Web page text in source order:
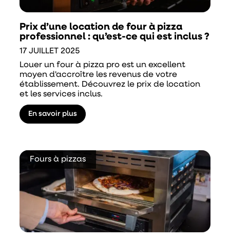
Prix d’une location de four à pizza
professionnel : qu’est-ce qui est inclus ?
17 JUILLET 2025
Louer un four à pizza pro est un excellent
moyen d'accroître les revenus de votre
établissement. Découvrez le prix de location
et les services inclus.
En savoir plus
Fours à pizzas